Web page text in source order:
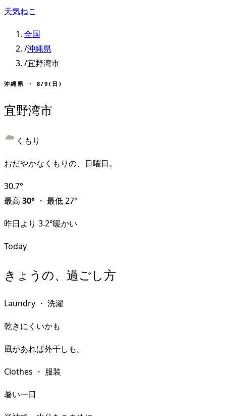
天気ねこ
全国
/沖縄県
/宜野湾市
沖縄県 ・ 8/9(日)
宜野湾市
くもり
おだやかなくもりの、日曜日。
30.7°
最高 30° ・ 最低27°
昨日より 3.2°暖かい
Today
きょうの、過ごし方
Laundry ・ 洗濯
乾きにくいかも
風があれば外干しも。
Clothes ・ 服装
暑い一日